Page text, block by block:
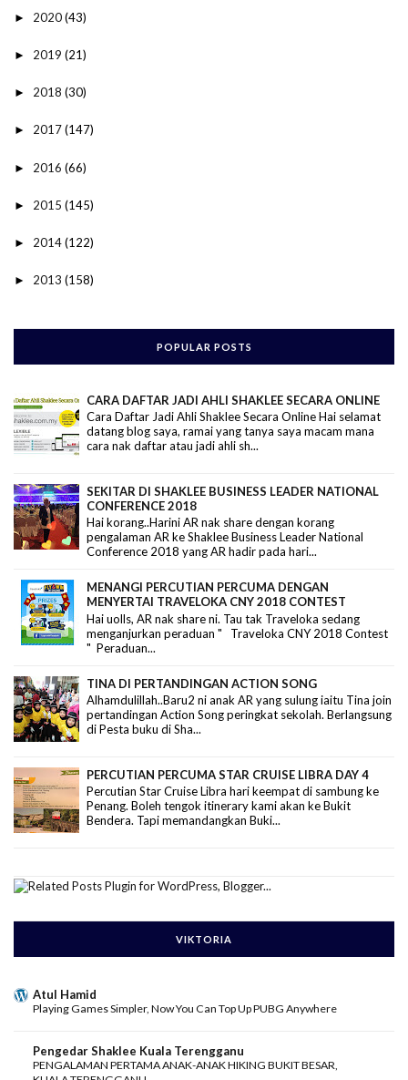
► 2020(43)
► 2019 (21)
► 2018 (30)
► 2017(147)
► 2016 (66)
► 2015 (145)
► 2014(122)
► 2013 (158)
POPULAR POSTS
CARA DAFTAR JADI AHLI SHAKLEE SECARA ONLINE
Cara Daftar Jadi Ahli Shaklee Secara Online Hai selamat
datang blog saya, ramai yang tanya saya macam mana
cara nak daftar atau jadi ahli sh...
SEKITAR DI SHAKLEE BUSINESS LEADER NATIONAL
CONFERENCE 2018
Hai korang..Harini AR nak share dengan korang
pengalaman AR ke Shaklee Business Leader National
Conference 2018 yang AR hadir pada hari...
MENANGI PERCUTIAN PERCUMA DENGAN
MENYERTAI TRAVELOKA CNY 2018 CONTEST
Hai uolls, AR nak share ni. Tau tak Traveloka sedang
menganjurkan peraduan " Traveloka CNY 2018 Contest
" Peraduan...
TINA DI PERTANDINGAN ACTION SONG
Alhamdulillah..Baru2 ni anak AR yang sulung iaitu Tina join
pertandingan Action Song peringkat sekolah. Berlangsung
di Pesta buku di Sha...
PERCUTIAN PERCUMA STAR CRUISE LIBRA DAY 4
Percutian Star Cruise Libra hari keempat di sambung ke
Penang. Boleh tengok itinerary kami akan ke Bukit
Bendera. Tapi memandangkan Buki...
VIKTORIA
Atul Hamid
Playing Games Simpler, Now You Can Top Up PUBG Anywhere
Pengedar Shaklee Kuala Terengganu
PENGALAMAN PERTAMA ANAK-ANAK HIKING BUKIT BESAR,